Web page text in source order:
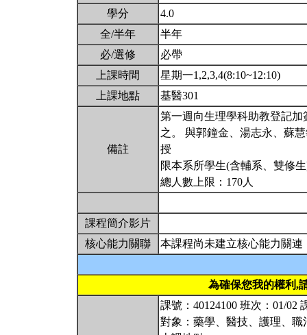
學分
4.0
全/半年
半年
必/選修
必帶
上課時間
星期一1,2,3,4(8:10~12:10)
上課地點
基醫301
備註
第一週向生理學科助教登記
之。 與郭鐘金、湯志永、蘇
授
限本系所學生(含輔系、雙修
總人數上限：170人
課程簡介影片
核心能力關聯
本課程尚未建立核心能力關連
為確保您我的權利,
課號：40124100 班次：01/02
對象：藥學、醫技、護理、